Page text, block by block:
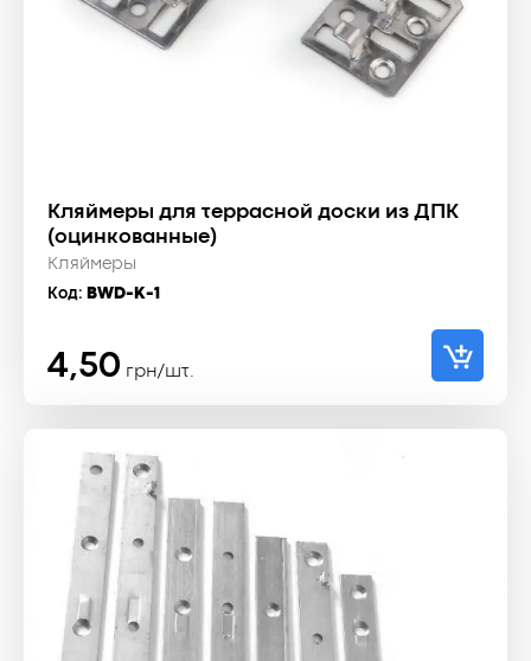
Кляймеры для террасной доски из ДПК
(оцинкованные)
Кляймеры
Код: BWD-K-1
4,50 грн/шт.